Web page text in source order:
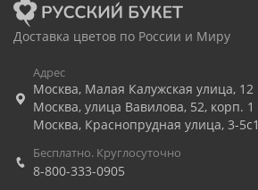
Доставка цветов по России и Миру
Адрес
Москва, Малая Калужская улица, 12
Москва, улица Вавилова, 52, корп. 1
Москва, Краснопрудная улица, 3-5с1
Бесплатно. Круглосуточно
8-800-333-0905